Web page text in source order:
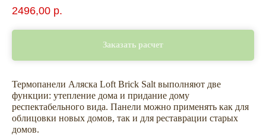
2496,00 р.
Заказать расчет
Термопанели Аляска Loft Brick Salt выполняют две
функции: утепление дома и придание дому
респектабельного вида. Панели можно применять как для
облицовки новых домов, так и для реставрации старых
домов.